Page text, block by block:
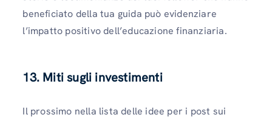
beneficiato della tua guida può evidenziare
l’impatto positivo dell’educazione finanziaria.
13. Miti sugli investimenti
Il prossimo nella lista delle idee per i post sui